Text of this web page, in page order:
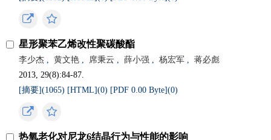
星形聚苯乙烯改性聚碳酸酯
李少杰 , 黄文艳 , 席秉云 , 薛小强 , 杨宏军 ,
蒋必彪
2013, 29(8):84-87.
[摘要](1065) [HTML](0) [PDF 0.00 Byte](0)
热氧老化对尼龙6结晶行为与性能的影响